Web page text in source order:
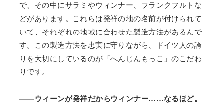
で、その中にサラミやウィンナー、フランクフルトな
どがあります。これらは発祥の地の名前が付けられて
いて、それぞれの地域に合わせた製造方法があるんで
す。この製造方法を忠実に守りながら、ドイツ人の誇
りを大切にしているのが「へんじんもっこ」のこだわ
りです。
――ウィーンが発祥だからウィンナー……なるほど。